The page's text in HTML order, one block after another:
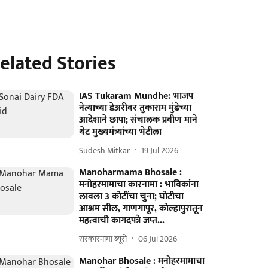
Stories
IAS Tukaram Mundhe: भाजप
नेत्याच्या डेअरीवर तुकाराम मुंढेंच्या
आदेशाने छापा; संचालक प्रवीण माने
थेट मुख्यमंत्र्यांच्या भेटीला
Sudesh Mitkar 19 Jul 2026
Manoharmama Bhosale :
मनोहरमामाचा कारनामा : भाविकांना
लावला 3 कोटींचा चुना; घोटीचा
आश्रम सील, गाणगापूर, कोल्हापुरातून
महत्वाची कागदपत्रे जप्त...
सरकारनामा ब्यूरो 06 Jul 2026
Manohar Bhosale : मनोहरमामाचा